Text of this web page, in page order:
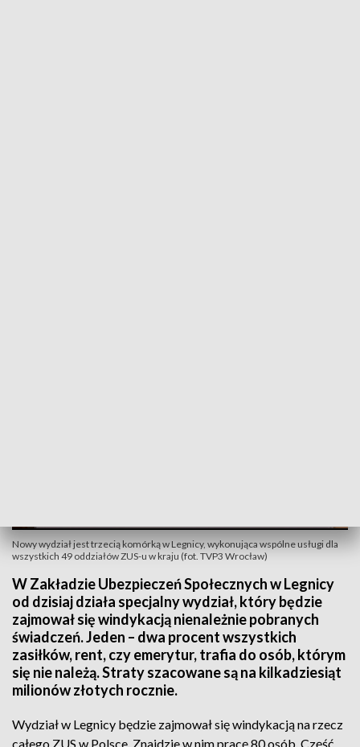
Nowy wydział jest trzecią komórką w Legnicy, wykonująca wspólne usługi dla
wszystkich 49 oddziałów ZUS-u w kraju (fot. TVP3 Wrocław)
W Zakładzie Ubezpieczeń Społecznych w Legnicy
od dzisiaj działa specjalny wydział, który będzie
zajmował się windykacją nienależnie pobranych
świadczeń. Jeden – dwa procent wszystkich
zasiłków, rent, czy emerytur, trafia do osób, którym
się nie należą. Straty szacowane są na kilkadziesiąt
milionów złotych rocznie.
Wydział w Legnicy będzie zajmował się windykacją na rzecz
całego ZUS w Polsce. Znajdzie w nim pracę 80 osób. Część